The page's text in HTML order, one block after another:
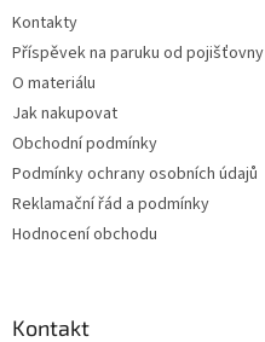
Kontakty
Příspěvek na paruku od pojišťovny
O materiálu
Jak nakupovat
Obchodní podmínky
Podmínky ochrany osobních údajů
Reklamační řád a podmínky
Hodnocení obchodu
Kontakt